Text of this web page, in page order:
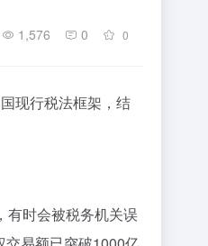
1,576 0 0
现行税法框架，结
有时会被税务机关误